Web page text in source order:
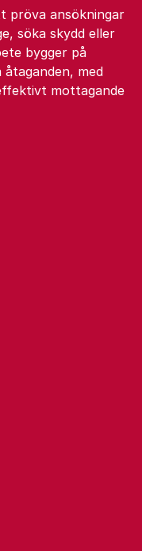
pröva ansökningar
söka skydd eller
bygger på
med
mottagande